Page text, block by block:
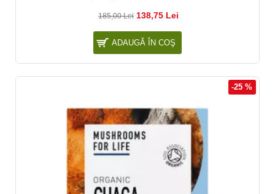
185,00 Lei 138,75 Lei
ADAUGĂ ÎN COŞ
-25 %